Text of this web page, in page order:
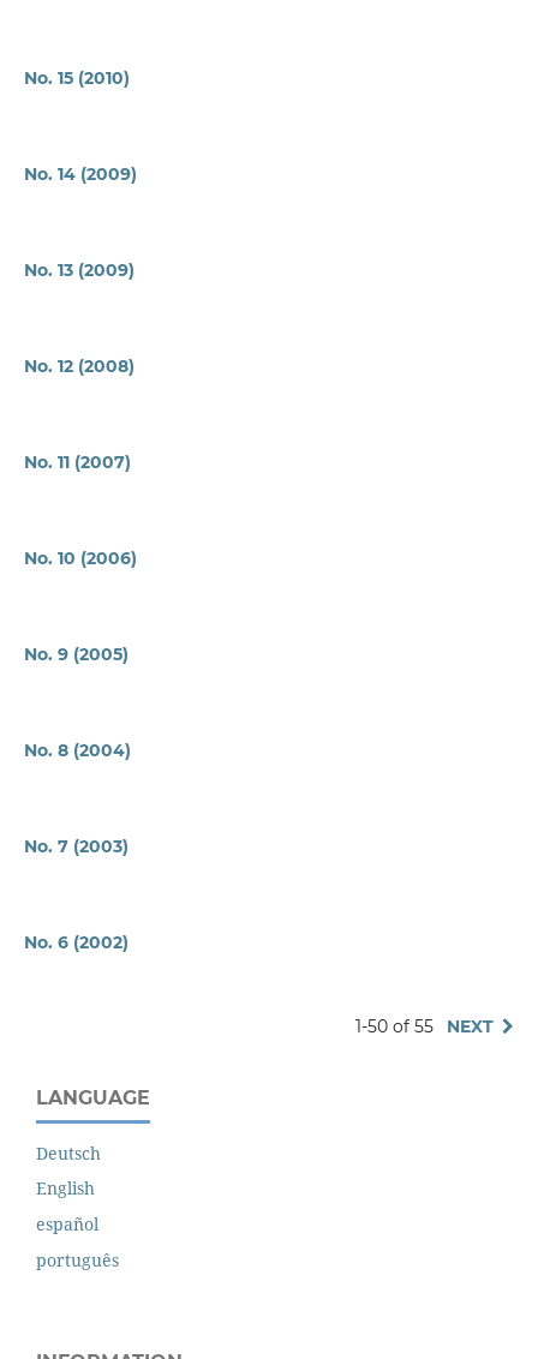
No. 15 (2010)
No. 14 (2009)
No. 13 (2009)
No. 12 (2008)
No. 11 (2007)
No. 10 (2006)
No. 9 (2005)
No. 8 (2004)
No. 7 (2003)
No. 6 (2002)
1-50 of 55 NEXT
LANGUAGE
Deutsch
English
español
português